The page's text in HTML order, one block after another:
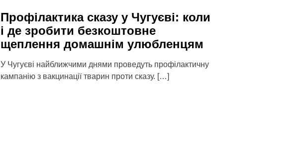
Профілактика сказу у Чугуєві: коли
і де зробити безкоштовне
щеплення домашнім улюбленцям
У Чугуєві найближчими днями проведуть профілактичну
кампанію з вакцинації тварин проти сказу. […]